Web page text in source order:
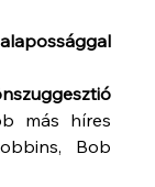
más híres
Bob